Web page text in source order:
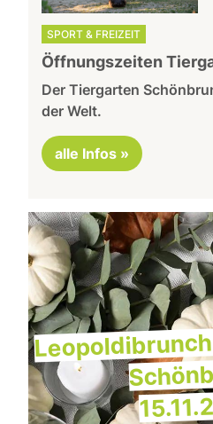
SPORT & FREIZEIT
Öffnungszeiten
Der Tiergarten
der Welt.
alle Infos »